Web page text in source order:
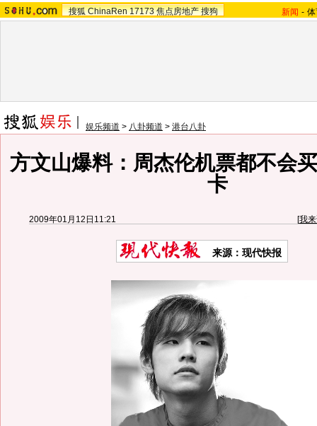
搜狐 ChinaRen 17173 焦点房地产 搜狗 新闻 -
娱乐频道 > 八卦频道 > 港台八卦
方文山爆料：周杰伦机票都不会
卡
2009年01月12日11:21 [我
来源：现代快报